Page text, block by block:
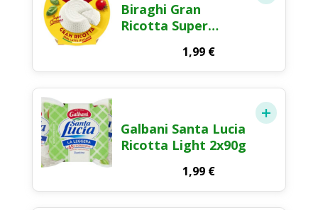
Biraghi Gran
Ricotta Super
1,99 €
Galbani Santa Lucia
Ricotta Light 2x90g
1,99 €